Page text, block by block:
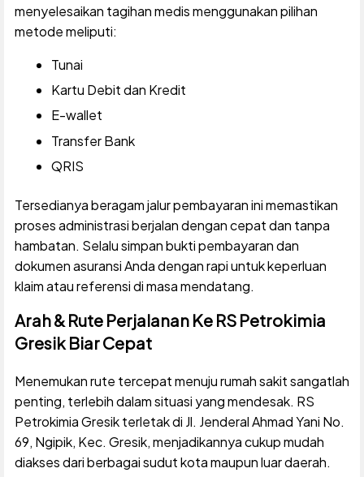
menyelesaikan tagihan medis menggunakan pilihan
metode meliputi:
Tunai
Kartu Debit dan Kredit
E-wallet
Transfer Bank
QRIS
Tersedianya beragam jalur pembayaran ini memastikan
proses administrasi berjalan dengan cepat dan tanpa
hambatan. Selalu simpan bukti pembayaran dan
dokumen asuransi Anda dengan rapi untuk keperluan
klaim atau referensi di masa mendatang.
Arah & Rute Perjalanan Ke RS Petrokimia
Gresik Biar Cepat
Menemukan rute tercepat menuju rumah sakit sangatlah
penting, terlebih dalam situasi yang mendesak. RS
Petrokimia Gresik terletak di Jl. Jenderal Ahmad Yani No.
69, Ngipik, Kec. Gresik, menjadikannya cukup mudah
diakses dari berbagai sudut kota maupun luar daerah.